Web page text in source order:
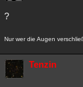
?
Nur wer die Augen
Tenzin